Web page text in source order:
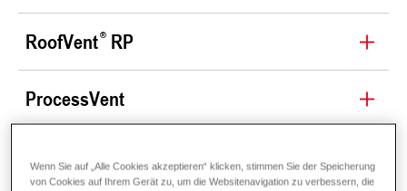
RoofVent RP
ProcessVent
Kurzbeschreibung
Wenn Sie auf „Alle Cookies akzeptieren“ klicken, stimmen Sie der Speicherung
von Cookies auf Ihrem Gerät zu, um die Websitenavigation zu verbessern, die